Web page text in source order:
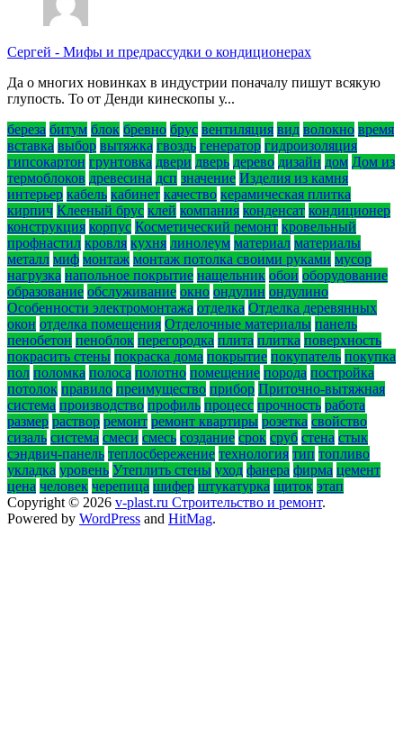
Сергей - Мифы и предрассудки о кондиционерах
Да о многих новинках в индустрии поначалу пишут всякую
глупость. То от Денди кинескопы у...
береза битум блок бревно брус вентиляция вид волокно время
вставка выбор вытяжка гвоздь генератор гидроизоляция
гипсокартон грунтовка двери дверь дерево дизайн дом Дом из
термоблоков древесина дсп значение Изделия из камня
интерьер кабель кабинет качество керамическая плитка
кирпич Клееный брус клей компания конденсат кондиционер
конструкция корпус Косметический ремонт кровельный
профнастил кровля кухня линолеум материал материалы
металл миф монтаж монтаж потолка своими руками мусор
нагрузка напольное покрытие нащельник обои оборудование
образование обслуживание окно ондулин ондулино
Особенности электромонтажа отделка Отделка деревянных
окон отделка помещения Отделочные материалы панель
пенобетон пеноблок перегородка плита плитка поверхность
покрасить стены покраска дома покрытие покупатель покупка
пол поломка полоса полотно помещение порода постройка
потолок правило преимущество прибор Приточно-вытяжная
система производство профиль процесс прочность работа
размер раствор ремонт ремонт квартиры розетка свойство
сизаль система смеси смесь создание срок сруб стена стык
сэндвич-панель теплосбережение технология тип топливо
укладка уровень Утеплить стены уход фанера фирма цемент
цена человек черепица шифер штукатурка щиток этап
Copyright © 2026 v-plast.ru Строительство и ремонт.
Powered by WordPress and HitMag.